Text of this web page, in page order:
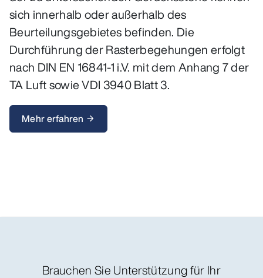
sich innerhalb oder außerhalb des
Beurteilungsgebietes befinden. Die
Durchführung der Rasterbegehungen erfolgt
nach DIN EN 16841-1 i.V. mit dem Anhang 7 der
TA Luft sowie VDI 3940 Blatt 3.
Mehr erfahren arrow_forward
Brauchen Sie Unterstützung für Ihr